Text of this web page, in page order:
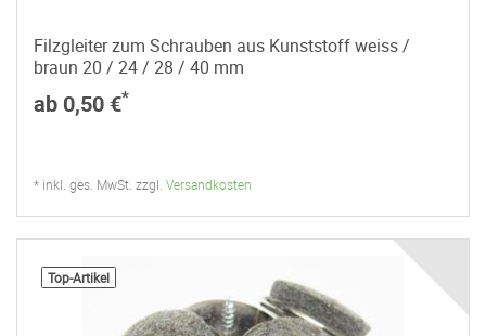
Filzgleiter zum Schrauben aus Kunststoff weiss /
braun 20 / 24 / 28 / 40 mm
ab 0,50 €*
* inkl. ges. MwSt. zzgl. Versandkosten
Top-Artikel